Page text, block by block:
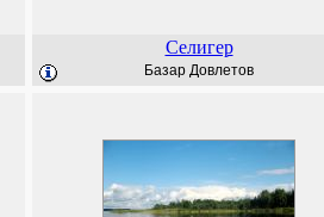
Селигер
Базар Довлетов